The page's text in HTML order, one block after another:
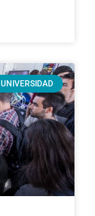
UNIVERSIDAD